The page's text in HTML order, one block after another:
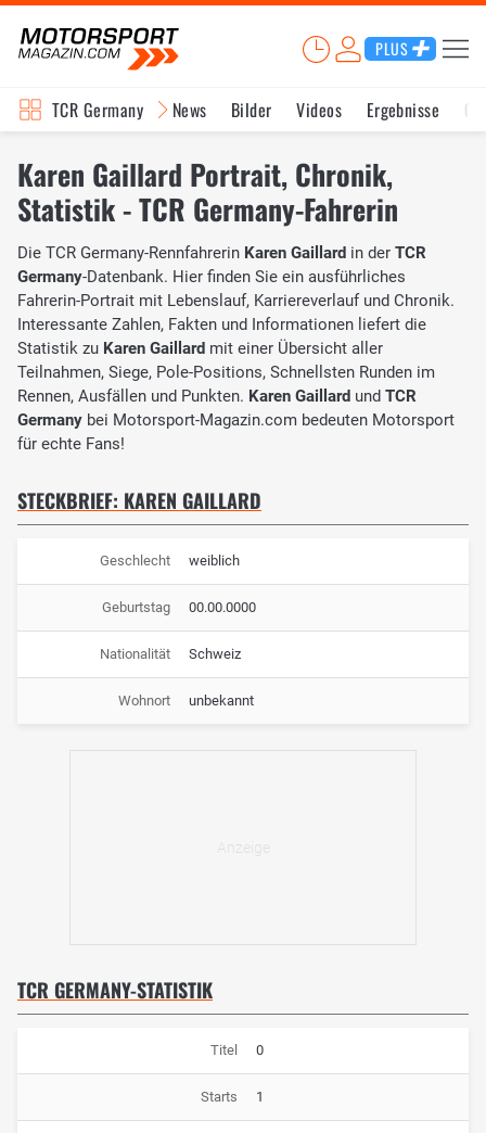
PLUS
TCR Germany News Bilder Videos Ergebnisse
Karen Gaillard Portrait, Chronik,
Statistik - TCR Germany-Fahrerin
Die TCR Germany-Rennfahrerin Karen Gaillard in der TCR
Germany-Datenbank. Hier finden Sie ein ausführliches
Fahrerin-Portrait mit Lebenslauf, Karriereverlauf und Chronik.
Interessante Zahlen, Fakten und Informationen liefert die
Statistik zu Karen Gaillard mit einer Übersicht aller
Teilnahmen, Siege, Pole-Positions, Schnellsten Runden im
Rennen, Ausfällen und Punkten. Karen Gaillard und TCR
Germany bei Motorsport-Magazin.com bedeuten Motorsport
für echte Fans!
STECKBRIEF: KAREN GAILLARD
Geschlecht weiblich
Geburtstag 00.00.0000
Nationalität Schweiz
Wohnort unbekannt
TCR GERMANY-STATISTIK
Titel 0
Starts 1